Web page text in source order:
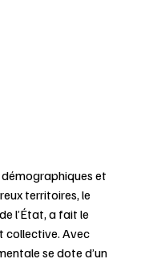
et
territoires, le
l’État, a fait le
collective. Avec
se dote d’un